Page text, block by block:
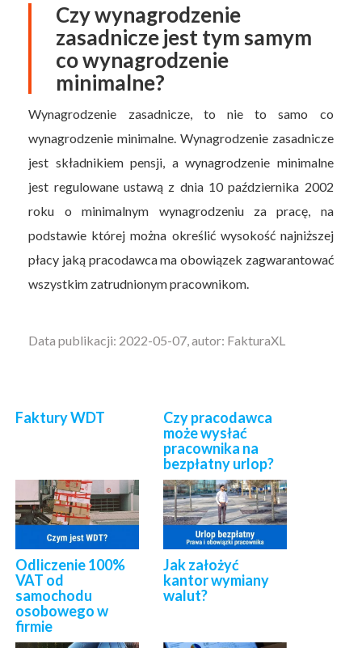
Czy wynagrodzenie
zasadnicze jest tym samym
co wynagrodzenie
minimalne?
Wynagrodzenie zasadnicze, to nie to samo co
wynagrodzenie minimalne. Wynagrodzenie zasadnicze
jest składnikiem pensji, a wynagrodzenie minimalne
jest regulowane ustawą z dnia 10 października 2002
roku o minimalnym wynagrodzeniu za pracę, na
podstawie której można określić wysokość najniższej
płacy jaką pracodawca ma obowiązek zagwarantować
wszystkim zatrudnionym pracownikom.
Data publikacji: 2022-05-07, autor: FakturaXL
Faktury WDT
Czy pracodawca
może wysłać
pracownika na
bezpłatny urlop?
Odliczenie 100%
VAT od
samochodu
osobowego w
firmie
Jak założyć
kantor wymiany
walut?